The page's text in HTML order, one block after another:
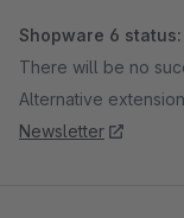
Shopware 6 status:
There will be no
Alternative
Newsletter